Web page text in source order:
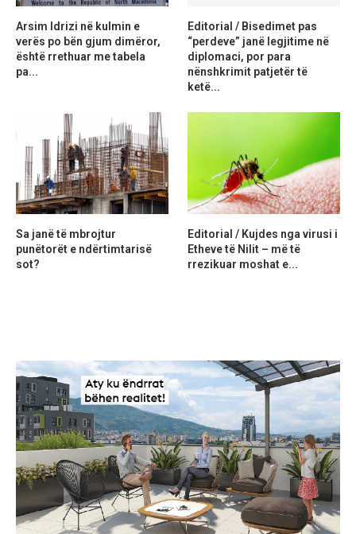
Arsim Idrizi në kulmin e
verës po bën gjum dimëror,
është rrethuar me tabela
pa...
Editorial / Bisedimet pas
“perdeve” janë legjitime në
diplomaci, por para
nënshkrimit patjetër të
ketë...
Sa janë të mbrojtur
punëtorët e ndërtimtarisë
sot?
Editorial / Kujdes nga virusi i
Etheve të Nilit – më të
rrezikuar moshat e...